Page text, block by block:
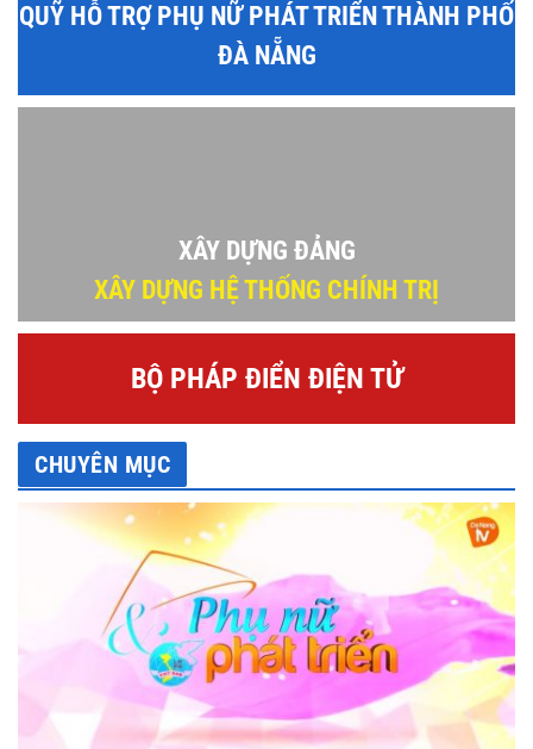
QUỸ HỖ TRỢ PHỤ NỮ PHÁT TRIỂN THÀNH PHỐ
ĐÀ NẴNG
XÂY DỰNG ĐẢNG
XÂY DỰNG HỆ THỐNG CHÍNH TRỊ
BỘ PHÁP ĐIỂN ĐIỆN TỬ
CHUYÊN MỤC